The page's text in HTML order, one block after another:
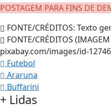
POSTAGEM PARA FINS DE
FONTE/CRÉDITOS: Texto
FONTE/CRÉDITOS (IMAGEM
pixabay.com/images/id-
Futebol
Araruna
Buffarini
+ Lidas